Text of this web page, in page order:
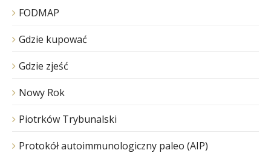
FODMAP
Gdzie kupować
Gdzie zjeść
Nowy Rok
Piotrków Trybunalski
Protokół autoimmunologiczny paleo (AIP)